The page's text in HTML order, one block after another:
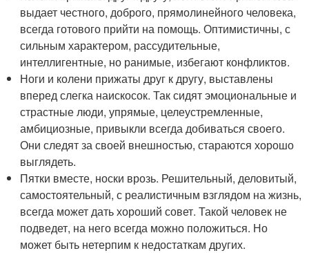
выдает честного, доброго, прямолинейного человека,
всегда готового прийти на помощь. Оптимистичны, с
сильным характером, рассудительные,
интеллигентные, но ранимые, избегают конфликтов.
Ноги и колени прижаты друг к другу, выставлены
вперед слегка наискосок. Так сидят эмоциональные и
страстные люди, упрямые, целеустремленные,
амбициозные, привыкли всегда добиваться своего.
Они следят за своей внешностью, стараются хорошо
выглядеть.
Пятки вместе, носки врозь. Решительный, деловитый,
самостоятельный, с реалистичным взглядом на жизнь,
всегда может дать хороший совет. Такой человек не
подведет, на него всегда можно положиться. Но
может быть нетерпим к недостаткам других.